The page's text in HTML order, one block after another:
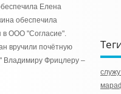
Елена
обеспечила
в ООО "Согласие".
вручили почётную
Владимиру Фрицлеру –